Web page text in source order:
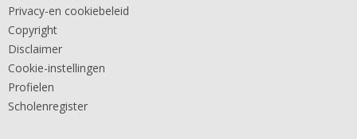
Privacy-en cookiebeleid
Copyright
Disclaimer
Cookie-instellingen
Profielen
Scholenregister